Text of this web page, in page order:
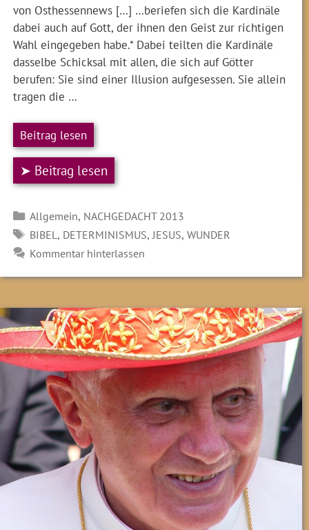
von Osthessennews […] …beriefen sich die Kardinäle
dabei auch auf Gott, der ihnen den Geist zur richtigen
Wahl eingegeben habe.* Dabei teilten die Kardinäle
dasselbe Schicksal mit allen, die sich auf Götter
berufen: Sie sind einer Illusion aufgesessen. Sie allein
tragen die …
Beitrag lesen
➤ Beitrag lesen
Kategorien
Allgemein, NACHGEDACHT 2013
SCHLAGWÖRTER
BIBEL, DETERMINISMUS,JESUS, WUNDER
Kommentar hinterlassen